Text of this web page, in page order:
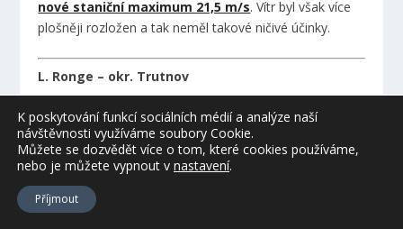
nové staniční maximum 21,5 m/s. Vítr byl však více
plošněji rozložen a tak neměl takové ničivé účinky.
L. Ronge – okr. Trutnov
Tento den byly očekávána možnost výskytu silných
bouřek, ale zároveň jsem opět slíbil kamarádovi, že mu
nafotím svatbu. Už ráno při pohledu na radar jsem
neměl moc radost, protože jsem viděl spoustu srážek
jdoucích naším směrem – bylo jasné, že focení svatby,
K poskytování funkcí sociálních médií a analýze naší
návštěvnosti využíváme soubory Cookie.
Můžete se dozvědět více o tom, které cookies používáme,
nebo je můžete vypnout v nastavení.
Příjmout